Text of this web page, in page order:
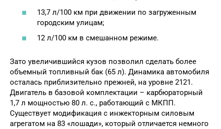
13,7 л/100 км при движении по загруженным
городским улицам;
12 л/100 км в смешанном режиме.
Зато увеличившийся кузов позволил сделать более
объемный топливный бак (65 л). Динамика автомобиля
осталась приблизительно прежней, на уровне 2121.
Двигатель в базовой комплектации – карбюраторный
1,7 л мощностью 80 л. с., работающий с МКПП.
Существует модификация с инжекторным силовым
агрегатом на 83 «лошади», который отличается немного